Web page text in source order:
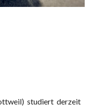
studiert derzeit